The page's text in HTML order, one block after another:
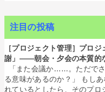
注目の投稿
［プロジェクト管理］プロ
謝」——朝会・夕会の本質的
「また会議か……。ただで
る意味があるのか？」 もし
れているとしたら、そのプ